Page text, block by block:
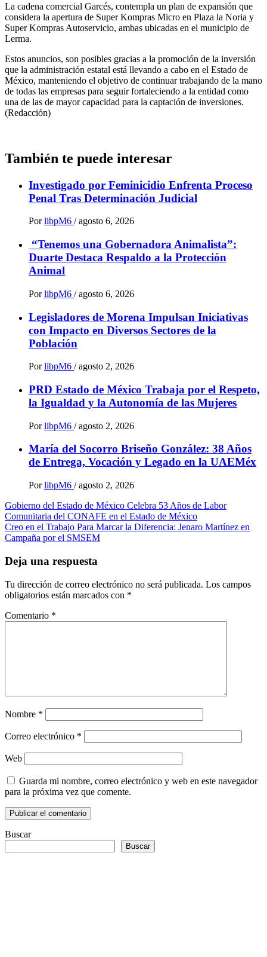
La cadena comercial Garcés, contempla un plan de expansión que
considera la apertura de Super Kompras Micro en Plaza la Noria y
Super Kompras Autoservicio, ambas ubicadas en el municipio de
Lerma.
Estos anuncios, son posibles gracias a la promoción de la inversión
que la administración estatal está llevando a cabo en el Estado de
México, manteniendo el objetivo de continuar trabajando de la mano
de todas las empresas para seguir fortaleciendo a la entidad como
una de las de mayor capacidad para la captación de inversiones.
(Redacción)
También te puede interesar
Investigado por Feminicidio Enfrenta Proceso
Penal Tras Determinación Judicial
Por libpM6 / agosto 6, 2026
“Tenemos una Gobernadora Animalista”:
Duarte Destaca Respaldo a la Protección
Animal
Por libpM6 / agosto 6, 2026
Legisladores de Morena Impulsan Iniciativas
con Impacto en Diversos Sectores de la
Población
Por libpM6 / agosto 2, 2026
PRD Estado de México Trabaja por el Respeto,
la Igualdad y la Autonomía de las Mujeres
Por libpM6 / agosto 2, 2026
María del Socorro Briseño González: 38 Años
de Entrega, Vocación y Legado en la UAEMéx
Por libpM6 / agosto 2, 2026
Navegación
de
entradas
Gobierno del Estado de México Celebra 53 Años de Labor
Comunitaria del CONAFE en el Estado de México
Creo en el Trabajo Para Marcar la Diferencia: Jenaro Martínez en
Campaña por el SMSEM
Deja una respuesta
Tu dirección de correo electrónico no será publicada. Los campos
obligatorios están marcados con *
Comentario *
Nombre *
Correo electrónico *
Web
Guarda mi nombre, correo electrónico y web en este navegador
para la próxima vez que comente.
Buscar
Buscar